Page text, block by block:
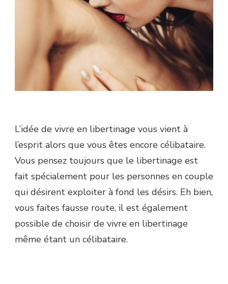
L’idée de vivre en libertinage vous vient à
l’esprit alors que vous êtes encore célibataire.
Vous pensez toujours que le libertinage est
fait spécialement pour les personnes en couple
qui désirent exploiter à fond les désirs. Eh bien,
vous faites fausse route, il est également
possible de choisir de vivre en libertinage
même étant un célibataire.